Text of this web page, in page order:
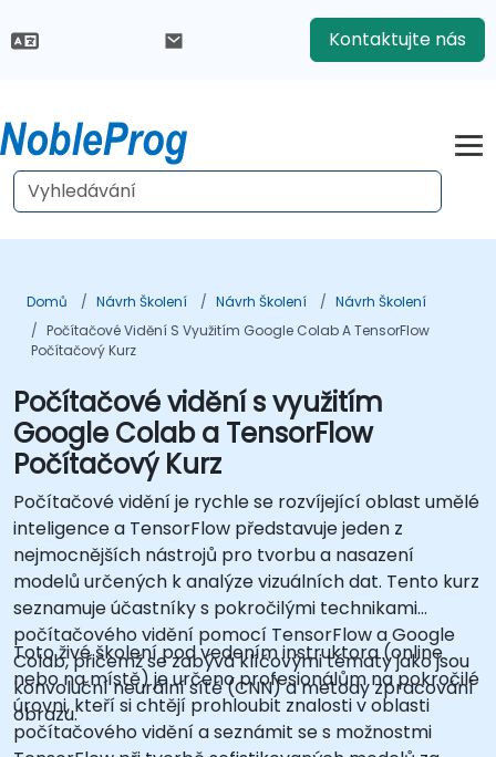
Kontaktujte nás
Domů Návrh Školení Návrh Školení
Návrh Školení
Počítačové Vidění S Využitím Google Colab A TensorFlow
Počítačový Kurz
Počítačové vidění s využitím
Google Colab a TensorFlow
Počítačový Kurz
Počítačové vidění je rychle se rozvíjející oblast umělé
inteligence a TensorFlow představuje jeden z
nejmocnějších nástrojů pro tvorbu a nasazení
modelů určených k analýze vizuálních dat. Tento kurz
seznamuje účastníky s pokročilými technikami
počítačového vidění pomocí TensorFlow a Google
Colab, přičemž se zabývá klíčovými tématy jako jsou
konvoluční neurální sítě (CNN) a metody zpracování
obrazu.
Toto živé školení pod vedením instruktora (online
nebo na místě) je určeno profesionálům na pokročilé
úrovni, kteří si chtějí prohloubit znalosti v oblasti
počítačového vidění a seznámit se s možnostmi